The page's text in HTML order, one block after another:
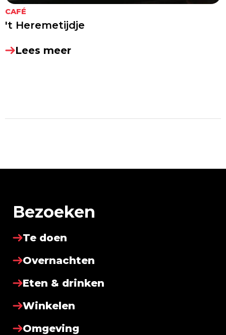
CAFÉ
't Heremetijdje
Lees meer
Bezoeken
Te doen
Overnachten
Eten & drinken
Winkelen
Omgeving